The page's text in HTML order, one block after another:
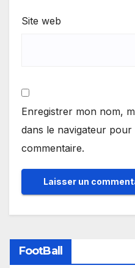
Site web
Enregistrer mon nom,
dans le navigateur
commentaire.
FootBall